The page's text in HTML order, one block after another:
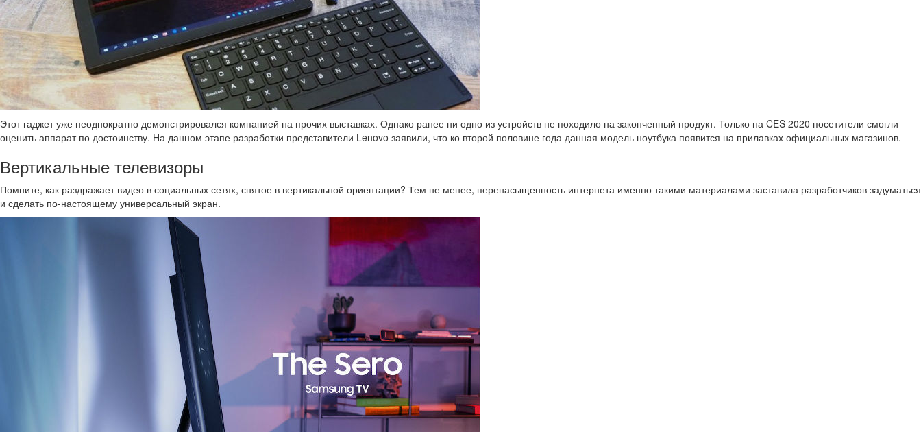
Этот гаджет уже неоднократно демонстрировался компанией на прочих выставках. Однако ранее ни одно из устройств не походило на законченный продукт. Только на CES 2020 посетители смогли
оценить аппарат по достоинству. На данном этапе разработки представители Lenovo заявили, что ко второй половине года данная модель ноутбука появится на прилавках официальных магазинов.
Вертикальные телевизоры
Помните, как раздражает видео в социальных сетях, снятое в вертикальной ориентации? Тем не менее, перенасыщенность интернета именно такими материалами заставила разработчиков задуматься
и сделать по-настоящему универсальный экран.